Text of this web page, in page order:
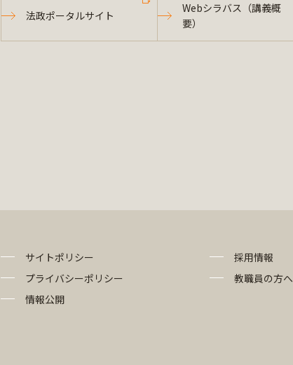
法政ポータルサイト
Webシラバス（講義概
要）
サイトポリシー
プライバシーポリシー
情報公開
採用情報
教職員の方へ